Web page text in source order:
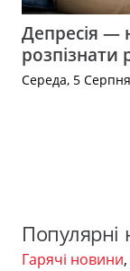
Депресія —
розпізнати
Середа, 5
Популярні
Гарячі новини,